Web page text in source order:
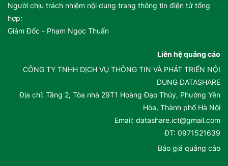
Người chịu trách nhiệm nội dung trang thông tin điện tử tổng
hợp:
Giám Đốc - Phạm Ngọc Thuấn
Liên hệ quảng cáo
CÔNG TY TNHH DỊCH VỤ THÔNG TIN VÀ PHÁT TRIỂN NỘI
DUNG DATASHARE
Địa chỉ: Tầng 2, Tòa nhà 29T1 Hoàng Đạo Thúy, Phường Yên
Hòa, Thành phố Hà Nội
Email: datashare.ict@gmail.com
ĐT: 0971521639
Báo giá quảng cáo